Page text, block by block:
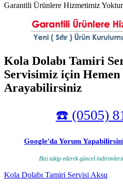
Garantili Ürünlere Hizmetimiz Yoktur
Kola Dolabı Tamiri
Servisimiz için
Arayabilirsiniz
☎️ (0505)
Google'da Yorum
Bizi takip ederek güncel
Kola Dolabı Tamiri Servisi Aksu